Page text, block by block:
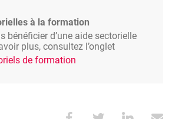
à la formation
bénéficier d’une aide sectorielle
plus, consultez l’onglet
de formation